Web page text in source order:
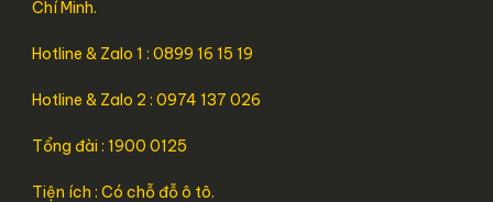
Chí Minh.
Hotline & Zalo 1 : 0899 16 15 19
Hotline & Zalo 2 : 0974 137 026
Tổng đài : 1900 0125
Tiện ích : Có chỗ đỗ ô tô.